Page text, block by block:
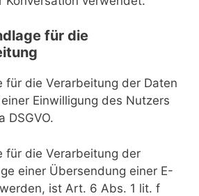
für die
für die Verarbeitung der Daten
Einwilligung des Nutzers
DSGVO.
für die Verarbeitung der
einer Übersendung einer E-
ist Art. 6 Abs. 1 lit. f